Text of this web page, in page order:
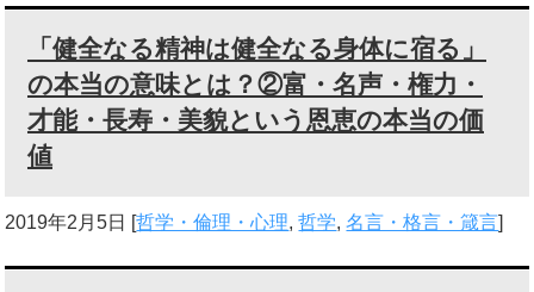
「健全なる精神は健全なる身体に宿る」
の本当の意味とは？②富・名声・権力・
才能・長寿・美貌という恩恵の本当の価
値
2019年2月5日 [哲学・倫理・心理,哲学,名言・格言・箴言]